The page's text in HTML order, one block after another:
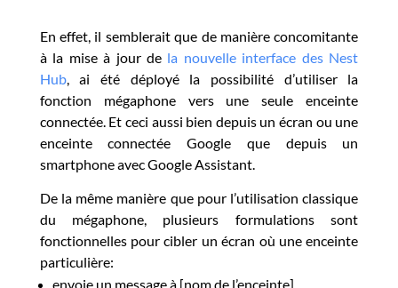
En effet, il semblerait que de manière concomitante
à la mise à jour de la nouvelle interface des Nest
Hub, ai été déployé la possibilité d’utiliser la
fonction mégaphone vers une seule enceinte
connectée. Et ceci aussi bien depuis un écran ou une
enceinte connectée Google que depuis un
smartphone avec Google Assistant.
De la même manière que pour l’utilisation classique
du mégaphone, plusieurs formulations sont
fonctionnelles pour cibler un écran où une enceinte
particulière:
envoie un message à [nom de l’enceinte]